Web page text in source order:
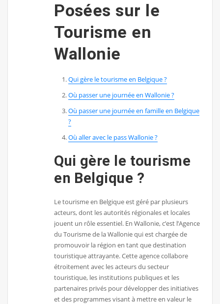
Posées sur le
Tourisme en
Wallonie
Qui gère le tourisme en Belgique ?
Où passer une journée en Wallonie ?
Où passer une journée en famille en Belgique
?
Où aller avec le pass Wallonie ?
Qui gère le tourisme
en Belgique ?
Le tourisme en Belgique est géré par plusieurs
acteurs, dont les autorités régionales et locales
jouent un rôle essentiel. En Wallonie, c’est l’Agence
du Tourisme de la Wallonie qui est chargée de
promouvoir la région en tant que destination
touristique attrayante. Cette agence collabore
étroitement avec les acteurs du secteur
touristique, les institutions publiques et les
partenaires privés pour développer des initiatives
et des programmes visant à mettre en valeur le